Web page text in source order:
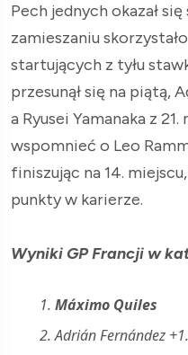
Pech jednych okazał
zamieszaniu
startujących z tyłu
przesunął się na piątą,
a Ryusei Yamanaka z
wspomnieć o Leo
finiszując na 14.
punkty w karierze.
Wyniki GP Francji w
1. Máximo Quiles
2. Adrián Fernández